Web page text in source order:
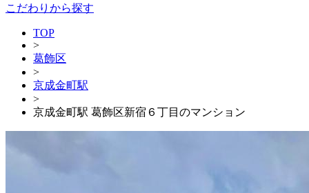
こだわりから探す
TOP
>
葛飾区
>
京成金町駅
>
京成金町駅 葛飾区新宿６丁目のマンション